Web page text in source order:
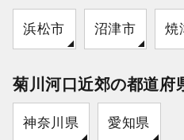
浜松市 沼津市 焼
菊川河口近郊の都道府
神奈川県 愛知県